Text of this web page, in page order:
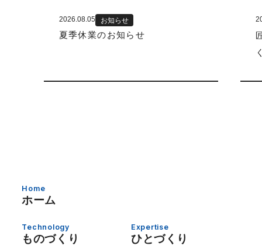
2026.08.05 お知らせ
夏季休業のお知らせ
Home
ホーム
Technology
ものづくり
Expertise
ひとづくり